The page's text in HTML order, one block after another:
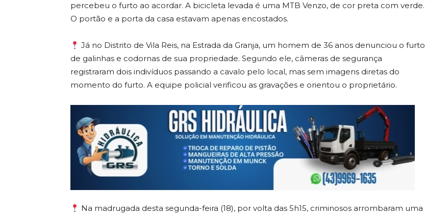
percebeu o furto ao acordar. A bicicleta levada é uma MTB Venzo, de cor preta com verde.
O portão e a porta da casa estavam apenas encostados.
Já no Distrito de Vila Reis, na Estrada da Granja, um homem de 36 anos denunciou o furto
de galinhas e codornas de sua propriedade. Segundo ele, câmeras de segurança
registraram dois indivíduos passando a cavalo pelo local, mas sem imagens diretas do
momento do furto. A equipe policial verificou as gravações e orientou o proprietário.
Na madrugada desta segunda-feira (18), por volta das 5h15, criminosos arrombaram uma